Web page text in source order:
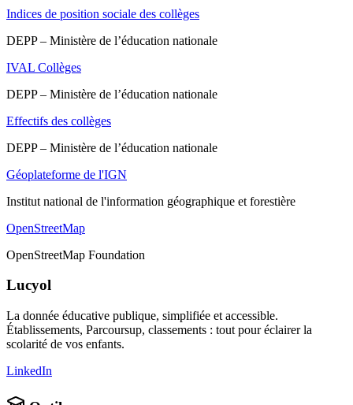
Indices de position sociale des collèges
DEPP – Ministère de l’éducation nationale
IVAL Collèges
DEPP – Ministère de l’éducation nationale
Effectifs des collèges
DEPP – Ministère de l’éducation nationale
Géoplateforme de l'IGN
Institut national de l'information géographique et forestière
OpenStreetMap
OpenStreetMap Foundation
Lucyol
La donnée éducative publique, simplifiée et accessible.
Établissements, Parcoursup, classements : tout pour éclairer la
scolarité de vos enfants.
LinkedIn